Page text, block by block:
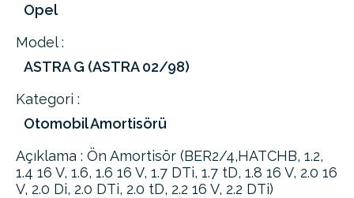
Opel
Model :
ASTRA G (ASTRA 02/98)
Kategori :
Otomobil Amortisörü
Açıklama : Ön Amortisör (BER2/4,HATCHB, 1.2,
1.4 16 V, 1.6, 1.6 16 V, 1.7 DTi, 1.7 tD, 1.8 16 V, 2.0 16
V, 2.0 Di, 2.0 DTi, 2.0 tD, 2.2 16 V, 2.2 DTi)